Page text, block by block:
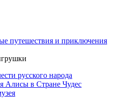
путешествия и приключения
русского народа
Алисы в Стране Чудес